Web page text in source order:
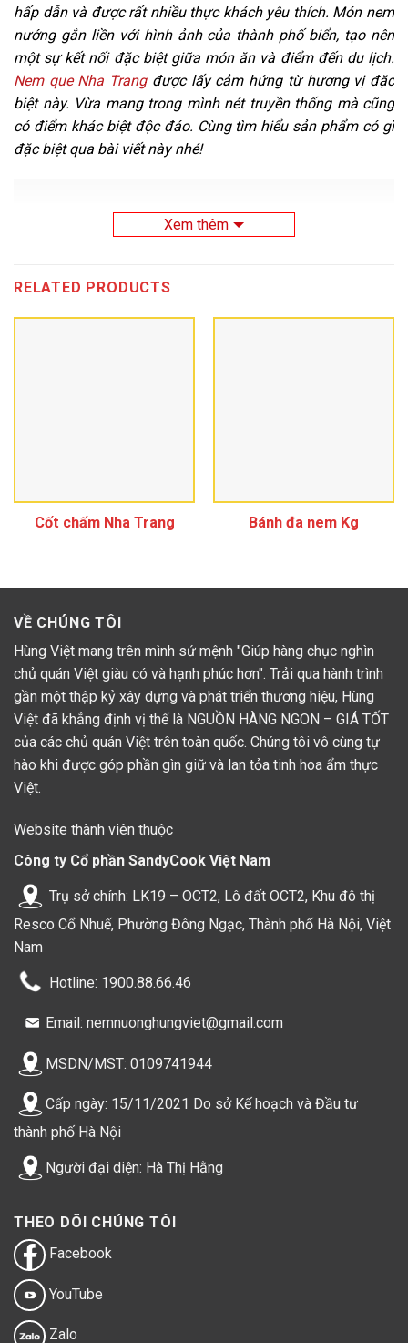
hấp dẫn và được rất nhiều thực khách yêu thích. Món nem
nướng gắn liền với hình ảnh của thành phố biển, tạo nên
một sự kết nối đặc biệt giữa món ăn và điểm đến du lịch.
Nem que Nha Trangđược lấy cảm hứng từ hương vị đặc
biệt này. Vừa mang trong mình nét truyền thống mà cũng
có điểm khác biệt độc đáo. Cùng tìm hiểu sản phẩm có gì
đặc biệt qua bài viết này nhé!
Nem que Nha Trang Hùng Việt có điểm gì đặc
biệt?
Bảng giá trị dinh dưỡng
Giá trị dinh dưỡng trong 100g
Năng lượng (Energy)
325 kcal
Chất đạm (Protein)
Đường tổng (Total Sugars)
6,53 g
Chất béo bão hòa (Saturated Fat)
Xem thêm
RELATED PRODUCTS
Cốt chấm Nha Trang Bánh đa nem Kg
VỀ CHÚNG TÔI
Hùng Việt mang trên mình sứ mệnh "Giúp hàng chục nghìn
chủ quán Việt giàu có và hạnh phúc hơn". Trải qua hành trình
gần một thập kỷ xây dựng và phát triển thương hiệu, Hùng
Việt đã khẳng định vị thế là NGUỒN HÀNG NGON – GIÁ TỐT
của các chủ quán Việt trên toàn quốc. Chúng tôi vô cùng tự
hào khi được góp phần gìn giữ và lan tỏa tinh hoa ẩm thực
Việt.
Website thành viên thuộc
Công ty Cổ phần SandyCook Việt Nam
Trụ sở chính: LK19 – OCT2, Lô đất OCT2, Khu đô thị
Resco Cổ Nhuế, Phường Đông Ngạc, Thành phố Hà Nội, Việt
Nam
Hotline: 1900.88.66.46
Email: nemnuonghungviet@gmail.com
MSDN/MST: 0109741944
Cấp ngày: 15/11/2021 Do sở Kế hoạch và Đầu tư
thành phố Hà Nội
Người đại diện: Hà Thị Hằng
THEO DÕI CHÚNG TÔI
Facebook
YouTube
Zalo